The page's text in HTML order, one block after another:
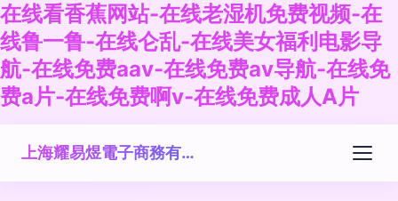
在线看香蕉网站-在线老湿机免费视频-在
线鲁一鲁-在线仑乱-在线美女福利电影导
航-在线免费aav-在线免费av导航-在线免
费a片-在线免费啊v-在线免费成人A片
上海耀易煜電子商務有限公司